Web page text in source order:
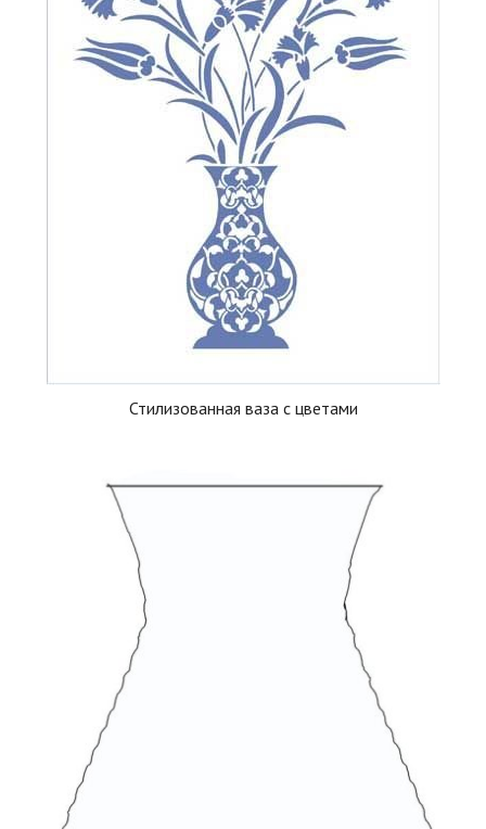
Стилизованная ваза с цветами